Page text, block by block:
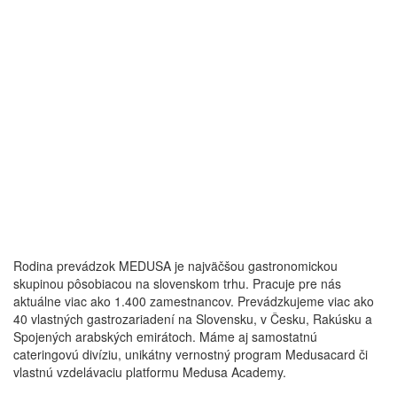
Rodina prevádzok MEDUSA je najväčšou gastronomickou
skupinou pôsobiacou na slovenskom trhu. Pracuje pre nás
aktuálne viac ako 1.400 zamestnancov. Prevádzkujeme viac ako
40 vlastných gastrozariadení na Slovensku, v Česku, Rakúsku a
Spojených arabských emirátoch. Máme aj samostatnú
cateringovú divíziu, unikátny vernostný program Medusacard či
vlastnú vzdelávaciu platformu Medusa Academy.